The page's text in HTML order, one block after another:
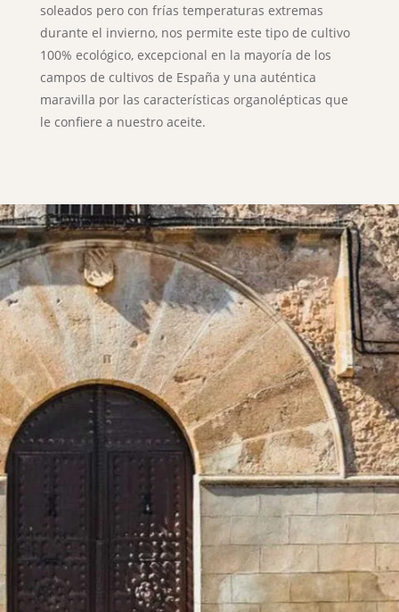
soleados pero con frías temperaturas extremas
durante el invierno, nos permite este tipo de cultivo
100% ecológico, excepcional en la mayoría de los
campos de cultivos de España y una auténtica
maravilla por las características organolépticas que
le confiere a nuestro aceite.